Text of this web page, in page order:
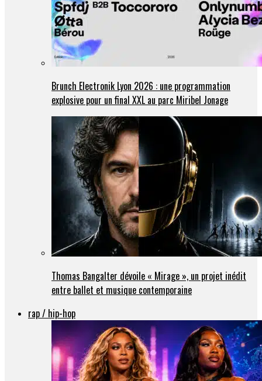
Brunch Electronik Lyon 2026 : une programmation
explosive pour un final XXL au parc Miribel Jonage
Thomas Bangalter dévoile « Mirage », un projet inédit
entre ballet et musique contemporaine
rap / hip-hop